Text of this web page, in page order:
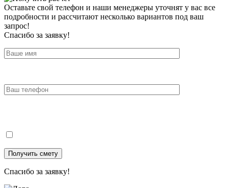
Оставьте свой телефон и наши менеджеры уточнят у вас все
подробности и рассчитают несколько вариантов под ваш
запрос!
Спасибо за заявку!
Спасибо за заявку!